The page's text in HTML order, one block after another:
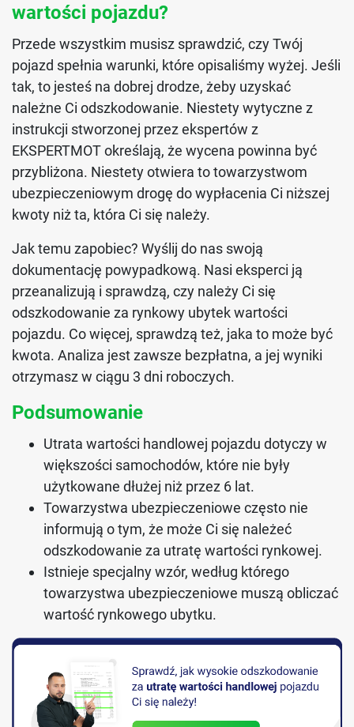
wartości pojazdu?
Przede wszystkim musisz sprawdzić, czy Twój
pojazd spełnia warunki, które opisaliśmy wyżej. Jeśli
tak, to jesteś na dobrej drodze, żeby uzyskać
należne Ci odszkodowanie. Niestety wytyczne z
instrukcji stworzonej przez ekspertów z
EKSPERTMOT określają, że wycena powinna być
przybliżona. Niestety otwiera to towarzystwom
ubezpieczeniowym drogę do wypłacenia Ci niższej
kwoty niż ta, która Ci się należy.
Jak temu zapobiec? Wyślij do nas swoją
dokumentację powypadkową. Nasi eksperci ją
przeanalizują i sprawdzą, czy należy Ci się
odszkodowanie za rynkowy ubytek wartości
pojazdu. Co więcej, sprawdzą też, jaka to może być
kwota. Analiza jest zawsze bezpłatna, a jej wyniki
otrzymasz w ciągu 3 dni roboczych.
Podsumowanie
Utrata wartości handlowej pojazdu dotyczy w
większości samochodów, które nie były
użytkowane dłużej niż przez 6 lat.
Towarzystwa ubezpieczeniowe często nie
informują o tym, że może Ci się należeć
odszkodowanie za utratę wartości rynkowej.
Istnieje specjalny wzór, według którego
towarzystwa ubezpieczeniowe muszą obliczać
wartość rynkowego ubytku.